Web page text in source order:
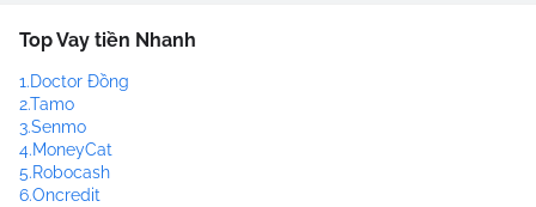
Top Vay tiền Nhanh
1.Doctor Đồng
2.Tamo
3.Senmo
4.MoneyCat
5.Robocash
6.Oncredit